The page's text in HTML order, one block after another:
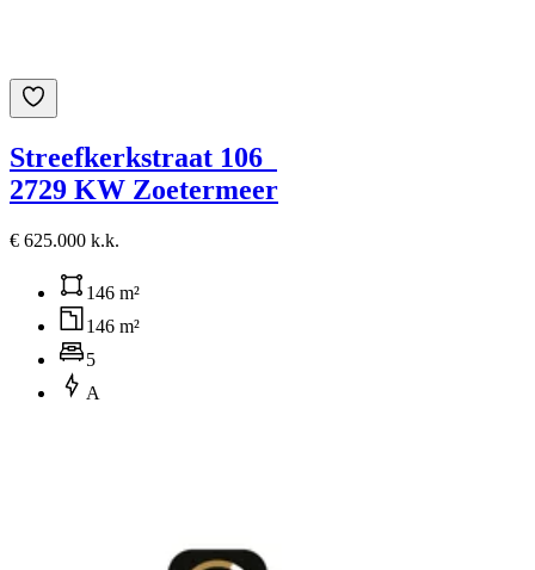
Streefkerkstraat 106
2729 KW Zoetermeer
€ 625.000 k.k.
146 m²
146 m²
5
A